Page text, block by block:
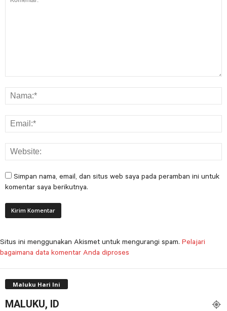
Simpan nama, email, dan situs web saya pada peramban ini untuk
komentar saya berikutnya.
Situs ini menggunakan Akismet untuk mengurangi spam. Pelajari
bagaimana data komentar Anda diproses
Maluku Hari Ini
MALUKU, ID